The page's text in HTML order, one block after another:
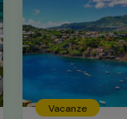
Vacanze